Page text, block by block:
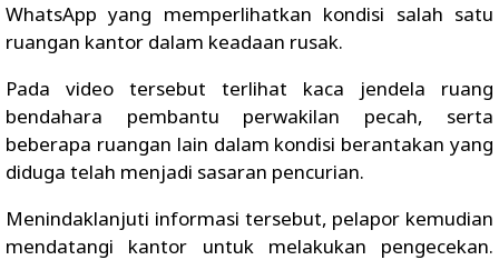
WhatsApp yang memperlihatkan kondisi salah satu
ruangan kantor dalam keadaan rusak.
Pada video tersebut terlihat kaca jendela ruang
bendahara pembantu perwakilan pecah, serta
beberapa ruangan lain dalam kondisi berantakan yang
diduga telah menjadi sasaran pencurian.
Menindaklanjuti informasi tersebut, pelapor kemudian
mendatangi kantor untuk melakukan pengecekan.